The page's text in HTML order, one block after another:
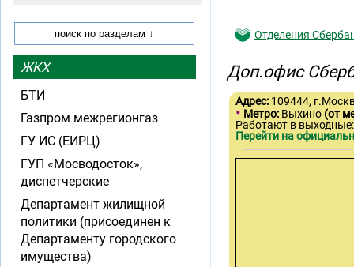
Отделения
Доп.офис
Адрес: 109444,
• Метро: Выхино (от
Работают в
Перейти на
ЖКХ
БТИ
Газпром межрегионгаз
ГУ ИС (ЕИРЦ)
ГУП «Мосводосток»,
диспетчерские
Департамент жилищной
политики (присоединен к
Департаменту городского
имущества)